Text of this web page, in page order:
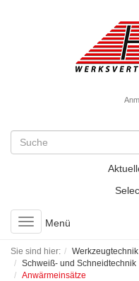
Toggle
navigation
Menü
Sie sind hier:
Schweiß- und Schneidtechnik
Anwärmeinsätze